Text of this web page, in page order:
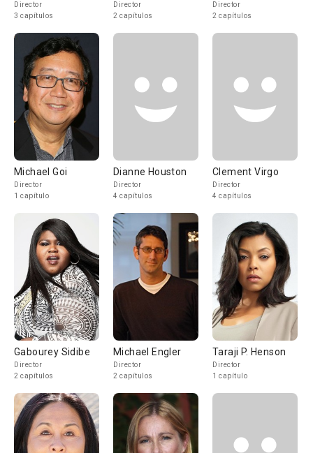
Director
3 capítulos
Director
2 capítulos
Director
2 capítulos
Michael Goi
Director
1 capítulo
Dianne Houston
Director
4 capítulos
Clement Virgo
Director
4 capítulos
Gabourey Sidibe
Director
2 capítulos
Michael Engler
Director
2 capítulos
Taraji P. Henson
Director
1 capítulo